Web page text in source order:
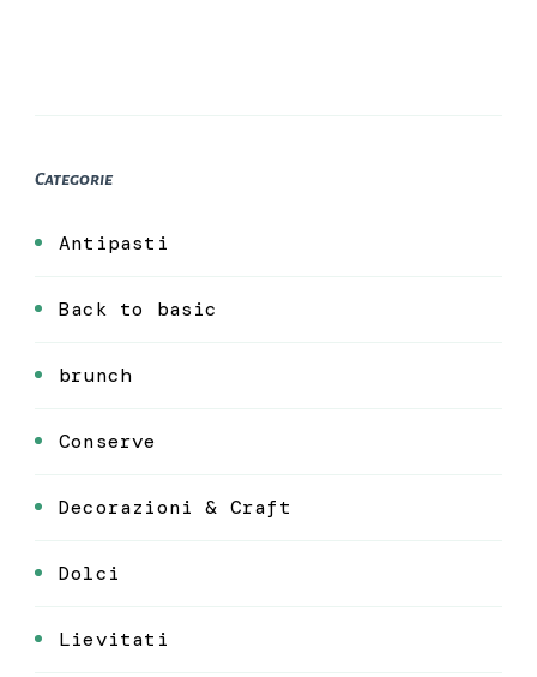
Categorie
Antipasti
Back to basic
brunch
Conserve
Decorazioni & Craft
Dolci
Lievitati